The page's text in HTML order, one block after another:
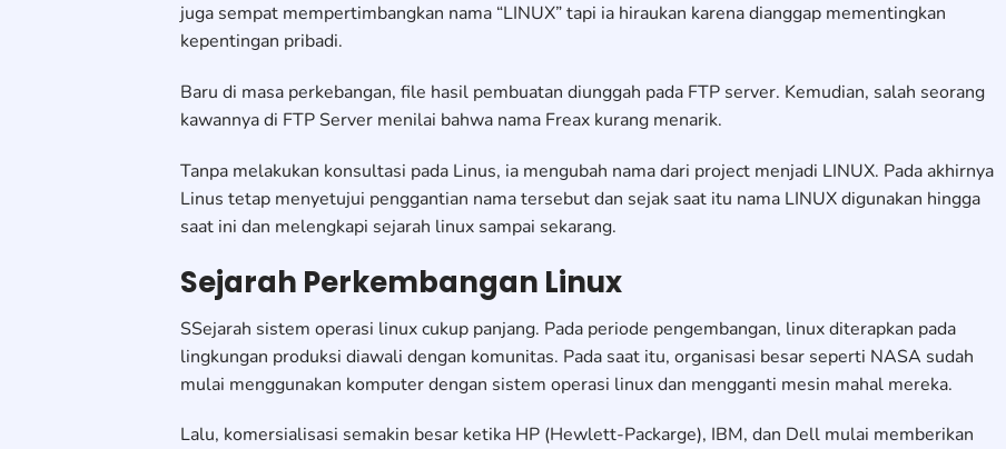
juga sempat mempertimbangkan nama “LINUX” tapi ia hiraukan karena dianggap mementingkan
kepentingan pribadi.
Baru di masa perkebangan, file hasil pembuatan diunggah pada FTP server. Kemudian, salah seorang
kawannya di FTP Server menilai bahwa nama Freax kurang menarik.
Tanpa melakukan konsultasi pada Linus, ia mengubah nama dari project menjadi LINUX. Pada akhirnya
Linus tetap menyetujui penggantian nama tersebut dan sejak saat itu nama LINUX digunakan hingga
saat ini dan melengkapi sejarah linux sampai sekarang.
Sejarah Perkembangan Linux
SSejarah sistem operasi linux cukup panjang. Pada periode pengembangan, linux diterapkan pada
lingkungan produksi diawali dengan komunitas. Pada saat itu, organisasi besar seperti NASA sudah
mulai menggunakan komputer dengan sistem operasi linux dan mengganti mesin mahal mereka.
Lalu, komersialisasi semakin besar ketika HP (Hewlett-Packarge), IBM, dan Dell mulai memberikan